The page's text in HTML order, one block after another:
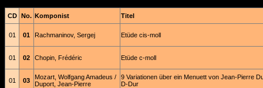
CD No. Komponist Titel
01 01 Rachmaninov, Sergej Etüde cis-moll
01 02 Chopin, Frédéric Etüde c-moll
01 03
Mozart, Wolfgang Amadeus /
Duport, Jean-Pierre
9 Variationen über ein Menuett von Jean-Pierre
D-Dur